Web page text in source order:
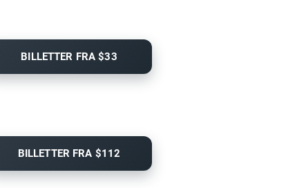
BILLETTER FRA $33
BILLETTER FRA $112